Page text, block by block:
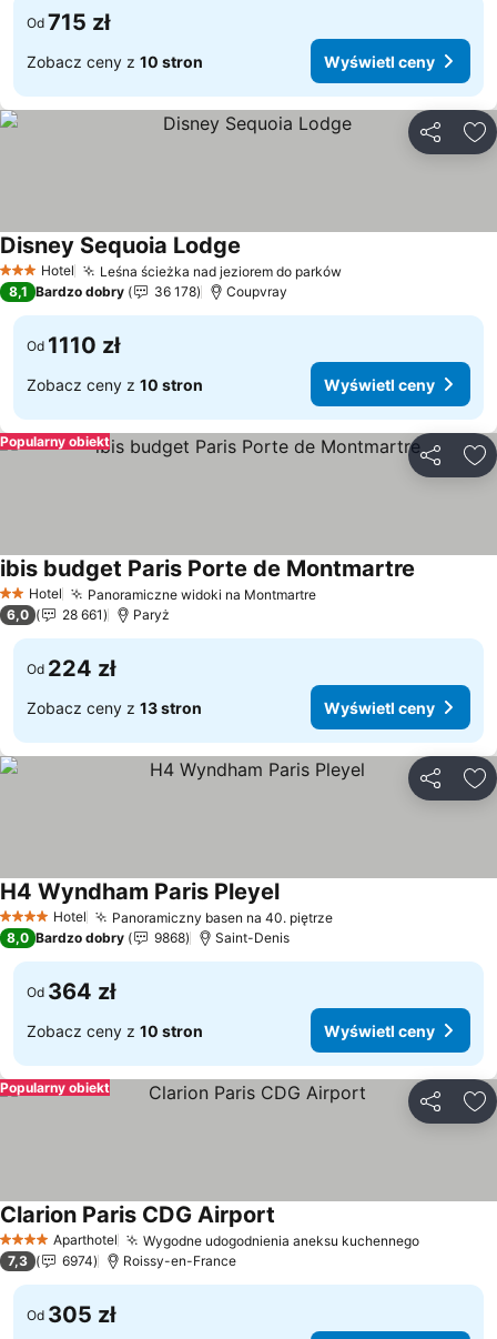
Od 715 zł
Zobacz ceny z 10 stron Wyświetl ceny
3 Kategoria
Hotel Leśna ścieżka nad jeziorem do parkówWyświetl ceny
Disney Sequoia Lodge
8,1 Bardzo dobry 36 178 Coupvray
Od 1110 zł
Zobacz ceny z 10 stron Wyświetl ceny
Popularny obiekt
2 Kategoria
Hotel Panoramiczne widoki na MontmartreWyświetl ceny
ibis budget Paris Porte de Montmartre
6,0 28 661 Paryż
Od 224 zł
Zobacz ceny z 13 stron Wyświetl ceny
4 KategoriaHotel Panoramiczny basen na 40. piętrzeWyświetl ceny
H4 Wyndham Paris PleyelWyświetl ceny
8,0 Bardzo dobry 9868 Saint-Denis
Od 364 zł
Zobacz ceny z 10 stron Wyświetl ceny
Popularny obiekt
4 KategoriaAparthotel Wygodne udogodnienia aneksu kuchennego
Clarion Paris CDG Airport
7,3 6974 Roissy-en-France
Od 305 zł